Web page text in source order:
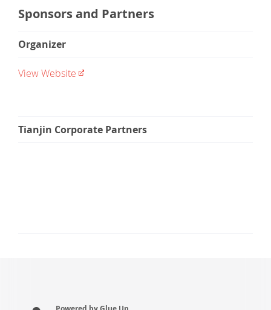
Sponsors and Partners
Organizer
View Website
Tianjin Corporate Partners